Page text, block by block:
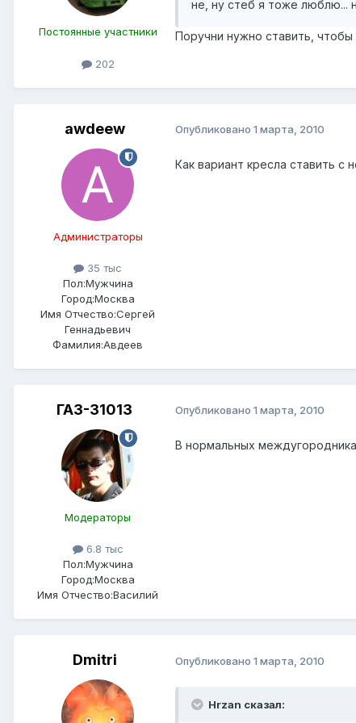
Постоянные участники
202
не, ну стеб я тоже люблю...
Поручни нужно ставить,
awdeew
Администраторы
35 тыс
Пол:Мужчина
Город:Москва
Имя Отчество:Сергей
Геннадьевич
Фамилия:Авдеев
Опубликовано 1 марта, 2010
Как вариант кресла ставить с
ГАЗ-31013
Модераторы
6.8 тыс
Пол:Мужчина
Город:Москва
Имя Отчество:Василий
Опубликовано 1 марта, 2010
В нормальных
Dmitri Опубликовано 1 марта, 2010
Hrzan сказал: